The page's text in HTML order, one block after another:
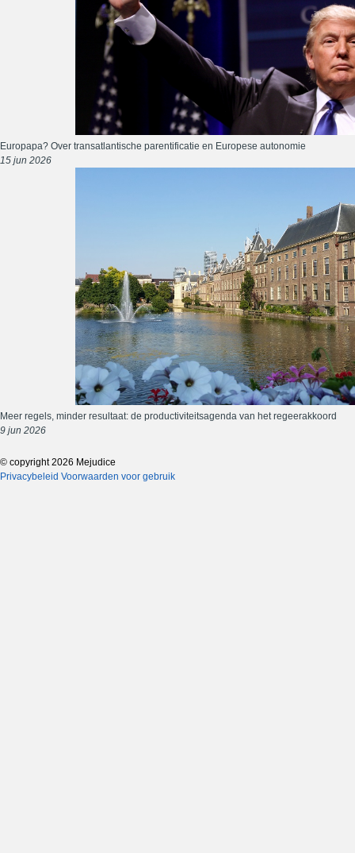
Europapa? Over transatlantische parentificatie en Europese autonomie
15 jun 2026
Meer regels, minder resultaat: de productiviteitsagenda van het regeerakkoord
9 jun 2026
© copyright 2026 Mejudice
Privacybeleid Voorwaarden voor gebruik